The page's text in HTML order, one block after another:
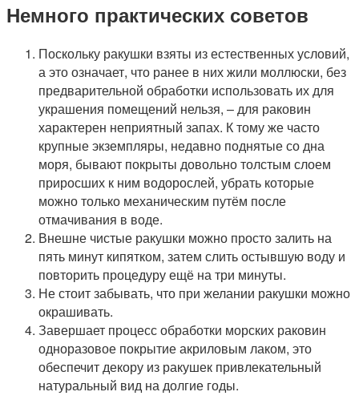
Немного практических советов
Поскольку ракушки взяты из естественных условий,
а это означает, что ранее в них жили моллюски, без
предварительной обработки использовать их для
украшения помещений нельзя, – для раковин
характерен неприятный запах. К тому же часто
крупные экземпляры, недавно поднятые со дна
моря, бывают покрыты довольно толстым слоем
приросших к ним водорослей, убрать которые
можно только механическим путём после
отмачивания в воде.
Внешне чистые ракушки можно просто залить на
пять минут кипятком, затем слить остывшую воду и
повторить процедуру ещё на три минуты.
Не стоит забывать, что при желании ракушки можно
окрашивать.
Завершает процесс обработки морских раковин
одноразовое покрытие акриловым лаком, это
обеспечит декору из ракушек привлекательный
натуральный вид на долгие годы.